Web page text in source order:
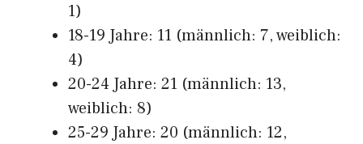
1)
18-19 Jahre: 11 (männlich: 7, weiblich:
4)
20-24 Jahre: 21 (männlich: 13,
weiblich: 8)
25-29 Jahre: 20 (männlich: 12,